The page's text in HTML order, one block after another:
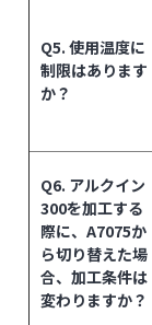
Q5. 使用温度に
制限はあります
か？
Q6. アルクイン
300を加工する
際に、A7075か
ら切り替えた場
合、加工条件は
変わりますか？